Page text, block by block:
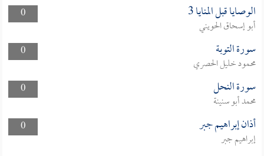
0
الوصايا قبل المنايا 3
أبو إسحاق الحويني
0
سورة التوبة
محمود خليل الحصري
0
سورة النحل
محمد أبو سنينة
0
أذان إبراهيم جبر
إبراهيم جبر